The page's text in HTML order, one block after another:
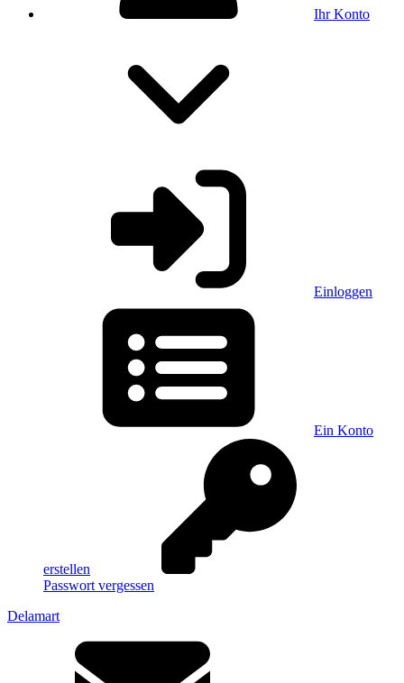
Ihr Konto
Einloggen
Ein Konto
erstellen
Passwort vergessen
Delamart